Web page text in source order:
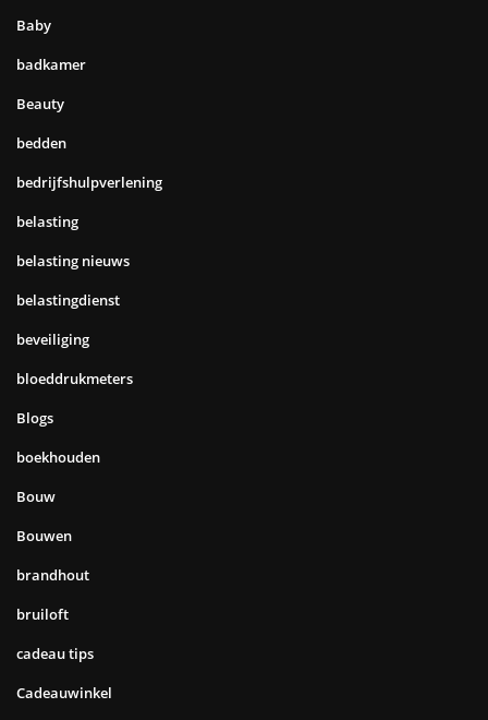
Baby
badkamer
Beauty
bedden
bedrijfshulpverlening
belasting
belasting nieuws
belastingdienst
beveiliging
bloeddrukmeters
Blogs
boekhouden
Bouw
Bouwen
brandhout
bruiloft
cadeau tips
Cadeauwinkel